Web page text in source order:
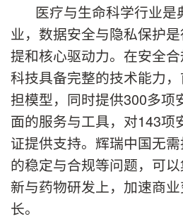
医疗与生命科学行业
业，数据安全与隐私保护
提和核心驱动力。在安全
科技具备完整的技术能力
担模型，同时提供300多项
面的服务与工具，对143项
证提供支持。辉瑞中国无
的稳定与合规等问题，可
新与药物研发上，加速商
长。